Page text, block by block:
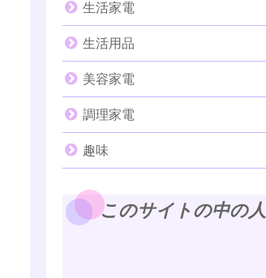
生活家電
生活用品
美容家電
調理家電
趣味
このサイトの中の人